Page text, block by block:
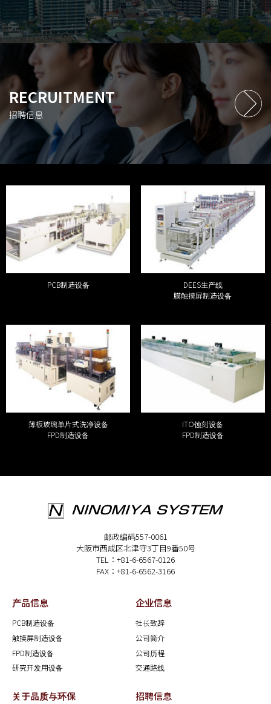
RECRUITMENT
招聘信息
PCB制造设备
DEES生产线
膜触摸屏制造设备
薄板玻璃单片式洗净设备
FPD制造设备
ITO蚀刻设备
FPD制造设备
邮政编码557-0061
大阪市西成区北津守3丁目9番50号
TEL：+81-6-6567-0126
FAX：+81-6-6562-3166
产品信息
PCB制造设备
触摸屏制造设备
FPD制造设备
研究开发用设备
企业信息
社长致辞
公司简介
公司历程
交通路线
关于品质与环保 招聘信息